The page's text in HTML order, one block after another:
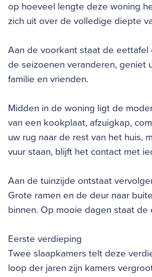
op hoeveel lengte deze woning
zich uit over de volledige diepte
Aan de voorkant staat de
de seizoenen veranderen, geniet
familie en vrienden.
Midden in de woning ligt de
van een kookplaat, afzuigkap,
uw rug naar de rest van het huis,
vuur staan, blijft het contact met
Aan de tuinzijde ontstaat
Grote ramen en de deur naar
binnen. Op mooie dagen staat
Eerste verdieping
Twee slaapkamers telt deze
loop der jaren zijn kamers